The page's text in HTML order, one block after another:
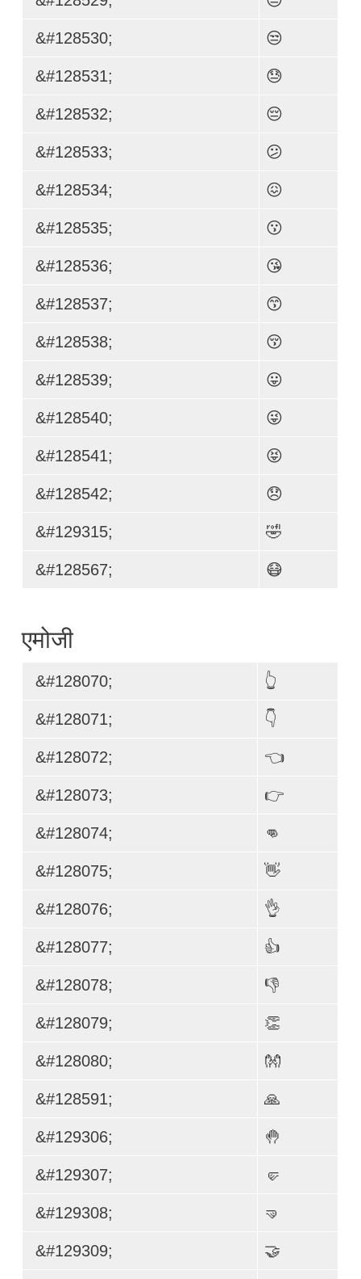
&#128530; 😒
&#128531; 😓
&#128532; 😔
&#128533; 😕
&#128534; 😖
&#128535; 😗
&#128536; 😘
&#128537; 😙
&#128538; 😚
&#128539; 😛
&#128540; 😜
&#128541; 😝
&#128542; 😞
&#129315; 🤣
&#128567; 😷
एमोजी
&#128070; 👆
&#128071; 👇
&#128072; 👈
&#128073; 👉
&#128074; 👊
&#128075; 👋
&#128076; 👌
&#128077; 👍
&#128078; 👎
&#128079; 👏
&#128080; 👐
&#128591; 🙏
&#129306; 🤚
&#129307; 🤛
&#129308; 🤜
&#129309; 🤝